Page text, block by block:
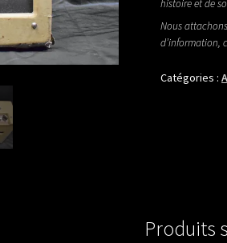
histoire et de
Nous
d’information,
Catégories :
Produits